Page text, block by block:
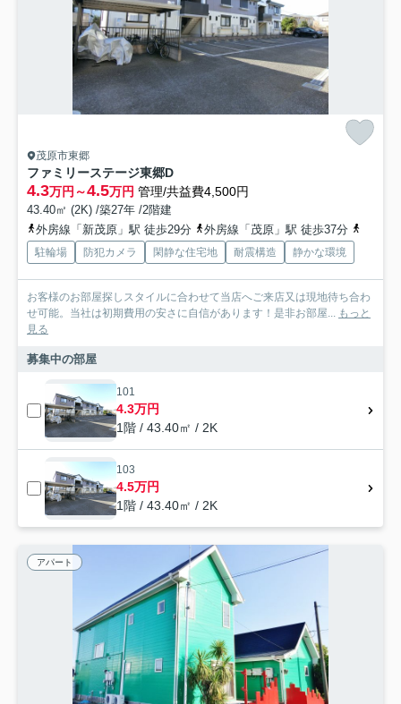
茂原市東郷
ファミリーステージ東郷D
4.3万円～4.5万円 管理/共益費4,500円
43.40㎡ (2K) /築27年 /2階建
外房線「新茂原」駅 徒歩29分
外房線「茂原」駅 徒歩37分
駐輪場 防犯カメラ 閑静な住宅地 耐震構造 静かな環境
お客様のお部屋探しスタイルに合わせて当店へご来店又は現地待ち合わ
せ可能。当社は初期費用の安さに自信があります！是非お部屋... もっと
見る
募集中の部屋
101
4.3万円
1階 / 43.40㎡ / 2K
103
4.5万円
1階 / 43.40㎡ / 2K
アパート